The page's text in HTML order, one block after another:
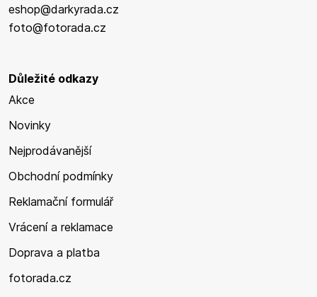
eshop@darkyrada.cz
foto@fotorada.cz
Důležité odkazy
Akce
Novinky
Nejprodávanější
Obchodní podmínky
Reklamační formulář
Vrácení a reklamace
Doprava a platba
fotorada.cz